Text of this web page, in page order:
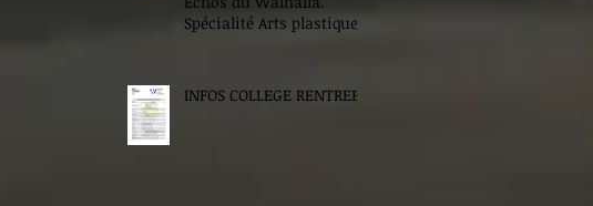
Spécialité Arts plastiques.
INFOS COLLEGE RENTREE